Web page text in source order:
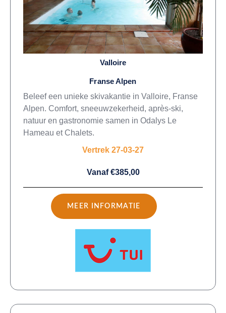
Valloire
Franse Alpen
Beleef een unieke skivakantie in Valloire, Franse
Alpen. Comfort, sneeuwzekerheid, après-ski,
natuur en gastronomie samen in Odalys Le
Hameau et Chalets.
Vertrek 27-03-27
Vanaf €385,00
MEER INFORMATIE